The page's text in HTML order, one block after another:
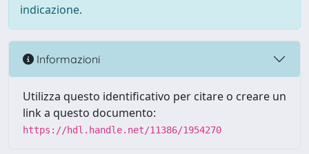
indicazione.
Informazioni
Utilizza questo identificativo per citare o creare un
link a questo documento:
https://hdl.handle.net/11386/1954270